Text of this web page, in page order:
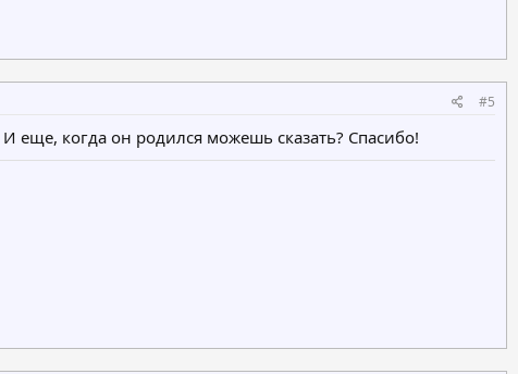
#5
еще, когда он родился можешь сказать? Спасибо!